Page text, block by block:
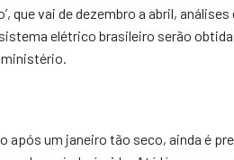
que vai de dezembro a abril,
elétrico brasileiro serão
ministério.
após um janeiro tão seco, ainda é